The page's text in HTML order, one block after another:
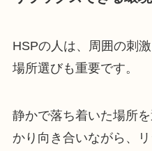
HSPの人は、周囲の刺
場所選びも重要です。
静かで落ち着いた場所
かり向き合いながら、